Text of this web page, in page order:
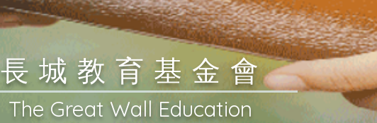
​長城教育基金會
​The Great Wall Education